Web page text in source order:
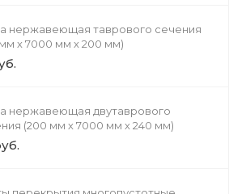
нержавеющая таврового сечения
х 7000 мм х 200 мм)
нержавеющая двутаврового
(200 мм х 7000 мм х 240 мм)